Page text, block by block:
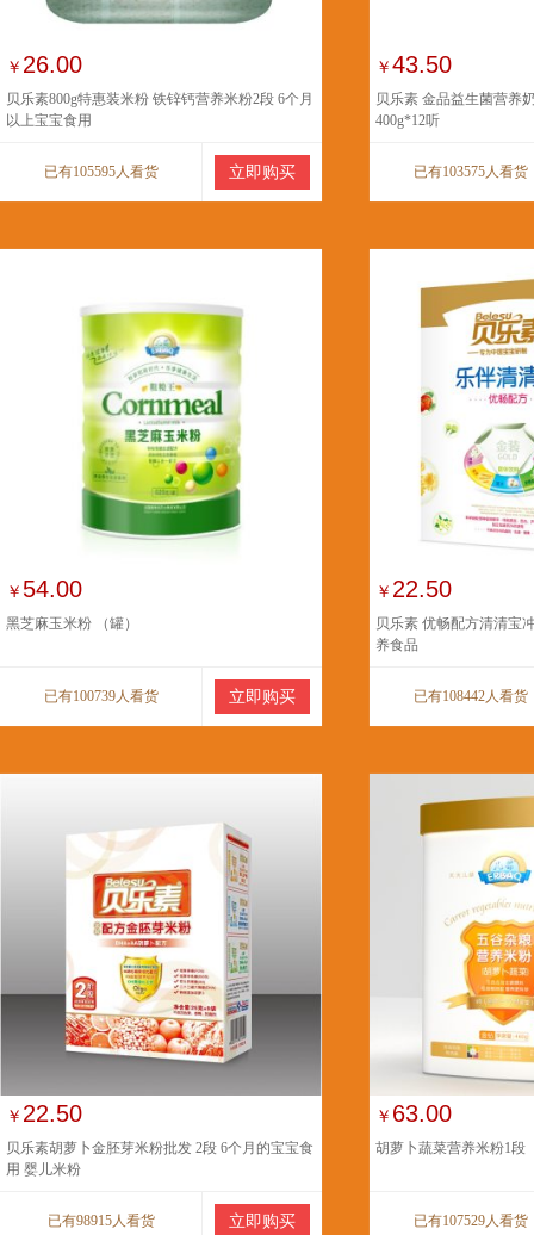
￥ 26.00
贝乐素800g特惠装米粉 铁锌钙营养米粉2段 6个月
以上宝宝食用
已有105595人看货 立即购买
￥43.50
贝乐素 金品益生菌营养
400g*12听
已有103575人看货
￥ 54.00
黑芝麻玉米粉 （罐）
已有100739人看货 立即购买
￥ 22.50
贝乐素 优畅配方清清宝
养食品
已有108442人看货
￥ 22.50
贝乐素胡萝卜金胚芽米粉批发 2段 6个月的宝宝食
用 婴儿米粉
已有98915人看货 立即购买
￥ 63.00
胡萝卜蔬菜营养米粉1段
已有107529人看货